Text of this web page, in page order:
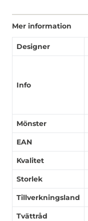
Mer information
Designer
Info
Mönster
EAN
Kvalitet
Storlek
Tillverkningsland
Tvättråd